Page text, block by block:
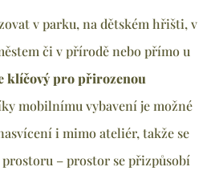
v parku, na dětském hřišti, v
či v přírodě nebo přímo u
klíčový pro přirozenou
mobilnímu vybavení je možné
i mimo ateliér, takže se
– prostor se přizpůsobí